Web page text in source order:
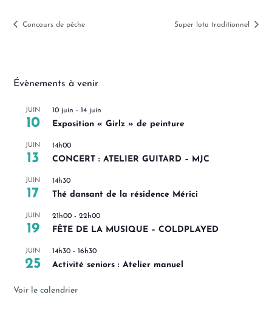
Concours de pêche Super loto traditionnel
Évènements à venir
JUIN
10
10 juin - 14 juin
Exposition « Girlz » de peinture
JUIN
13
14h00
CONCERT : ATELIER GUITARD – MJC
JUIN
17
14h30
Thé dansant de la résidence Mérici
JUIN
19
21h00 -22h00
FÊTE DE LA MUSIQUE – COLDPLAYED
JUIN
25
14h30 - 16h30
Activité seniors : Atelier manuel
Voir le calendrier